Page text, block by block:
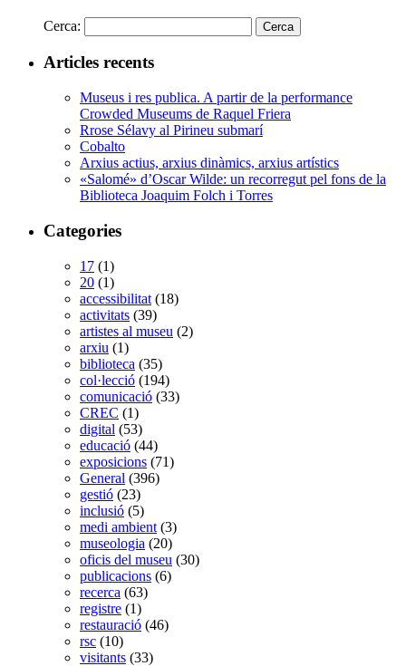
Cerca:
Articles recents
Museus i res publica. A partir de la performance
Crowded Museums de Raquel Friera
Rrose Sélavy al Pirineu submarí
Cobalto
Arxius actius, arxius dinàmics, arxius artístics
«Salomé» d’Oscar Wilde: un recorregut pel fons de la
Biblioteca Joaquim Folch i Torres
Categories
17 (1)
20 (1)
accessibilitat (18)
activitats (39)
artistes al museu (2)
arxiu (1)
biblioteca (35)
col·lecció (194)
comunicació (33)
CREC (1)
digital (53)
educació (44)
exposicions (71)
General (396)
gestió (23)
inclusió (5)
medi ambient (3)
museologia (20)
oficis del museu (30)
publicacions (6)
recerca (63)
registre (1)
restauració (46)
rsc (10)
visitants (33)